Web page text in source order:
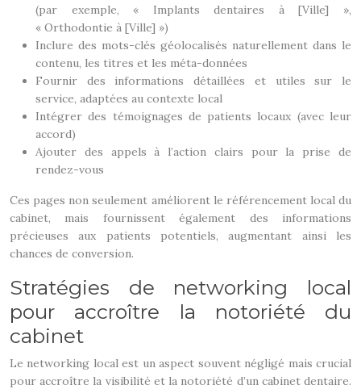
(par exemple, « Implants dentaires à [Ville] »,
« Orthodontie à [Ville] »)
Inclure des mots-clés géolocalisés naturellement dans le
contenu, les titres et les méta-données
Fournir des informations détaillées et utiles sur le
service, adaptées au contexte local
Intégrer des témoignages de patients locaux (avec leur
accord)
Ajouter des appels à l’action clairs pour la prise de
rendez-vous
Ces pages non seulement améliorent le référencement local du
cabinet, mais fournissent également des informations
précieuses aux patients potentiels, augmentant ainsi les
chances de conversion.
Stratégies de networking local
pour accroître la notoriété du
cabinet
Le networking local est un aspect souvent négligé mais crucial
pour accroître la visibilité et la notoriété d’un cabinet dentaire.